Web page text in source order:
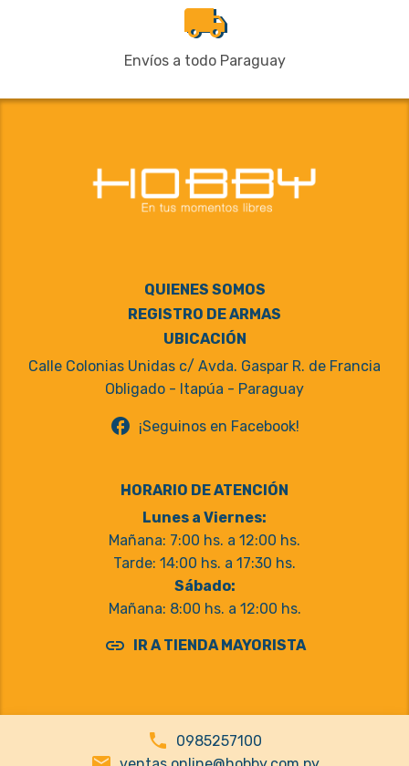
local_shipping
Envíos a todo Paraguay
QUIENES SOMOS
REGISTRO DE ARMAS
UBICACIÓN
Calle Colonias Unidas c/ Avda. Gaspar R. de Francia
Obligado - Itapúa - Paraguay
facebook ¡Seguinos en Facebook!
HORARIO DE ATENCIÓN
Lunes a Viernes:
Mañana: 7:00 hs. a 12:00 hs.
Tarde: 14:00 hs. a 17:30 hs.
Sábado:
Mañana: 8:00 hs. a 12:00 hs.
link IR A TIENDA MAYORISTA
phone 0985257100